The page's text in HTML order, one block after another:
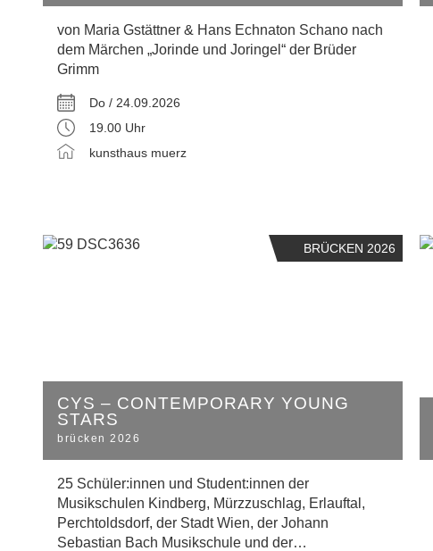
von Maria Gstättner & Hans Echnaton Schano nach
dem Märchen „Jorinde und Joringel“ der Brüder
Grimm
Do / 24.09.2026
19.00 Uhr
kunsthaus muerz
BRÜCKEN 2026
CYS – CONTEMPORARY YOUNG
STARS
brücken 2026
25 Schüler:innen und Student:innen der
Musikschulen Kindberg, Mürzzuschlag, Erlauftal,
Perchtoldsdorf, der Stadt Wien, der Johann
Sebastian Bach Musikschule und der…